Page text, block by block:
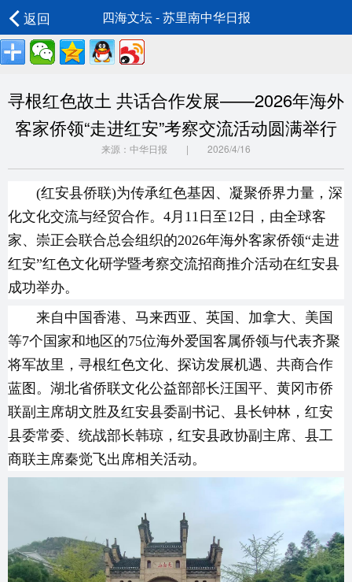
返回 四海文坛 - 苏里南中华日报
寻根红色故土 共话合作发展——2026年海外
客家侨领“走进红安”考察交流活动圆满举行
来源：中华日报 | 2026/4/16
(红安县侨联)为传承红色基因、凝聚侨界力量，深
化文化交流与经贸合作。4月11日至12日，由全球客
家、崇正会联合总会组织的2026年海外客家侨领“走进
红安”红色文化研学暨考察交流招商推介活动在红安县
成功举办。
来自中国香港、马来西亚、英国、加拿大、美国
等7个国家和地区的75位海外爱国客属侨领与代表齐聚
将军故里，寻根红色文化、探访发展机遇、共商合作
蓝图。湖北省侨联文化公益部部长汪国平、黄冈市侨
联副主席胡文胜及红安县委副书记、县长钟林，红安
县委常委、统战部长韩琼，红安县政协副主席、县工
商联主席秦觉飞出席相关活动。